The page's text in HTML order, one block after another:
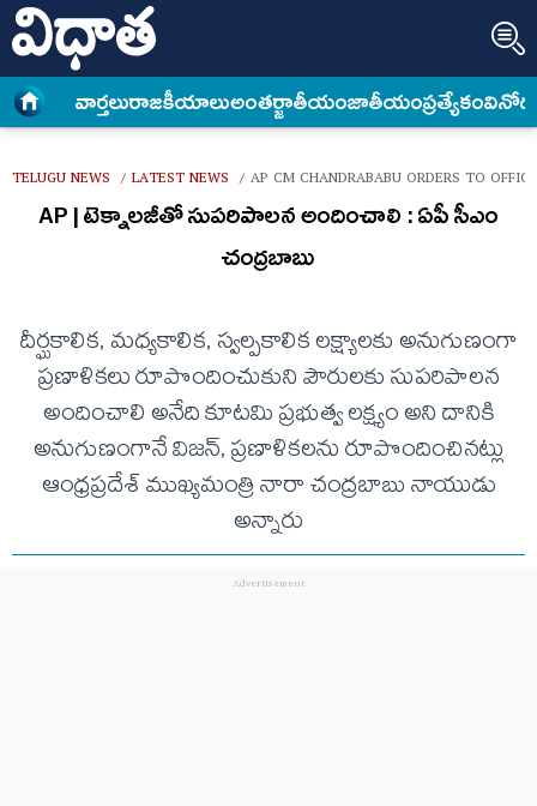
వార్త‌లురాజకీయాలుఅంత‌ర్జాతీయంజాతీయంప్రత్యేకం
TELUGU NEWS / LATEST NEWS / AP CM CHANDRABABU ORDERS TO
AP | టెక్నాలజీతో సుపరిపాలన అందించాలి : ఏపీ సీఎం
చంద్రబాబు
దీర్ఘకాలిక, మధ్యకాలిక, స్వల్పకాలిక లక్ష్యాలకు అనుగుణంగా
ప్రణాళికలు రూపొందించుకుని పౌరులకు సుపరిపాలన
అందించాలి అనేది కూటమి ప్రభుత్వ లక్ష్యం అని దానికి
అనుగుణంగానే విజన్, ప్రణాళికలను రూపొందించినట్లు
ఆంధ్రప్రదేశ్ ముఖ్యమంత్రి నారా చంద్రబాబు నాయుడు
అన్నారు